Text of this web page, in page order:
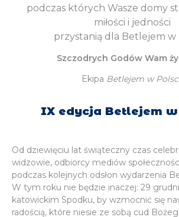
podczas których Wasze domy
miłości i jedności
przystanią dla Betlejem w
Szczodrych Godów Wam
Ekipa Betlejem w
IX edycja Betlejem
Od dziewięciu lat świąteczny czas
widzowie, odbiorcy mediów
podczas kolejnych odsłon wydarzenia
W tym roku nie będzie inaczej: 29
katowickim Spodku, by wzmocnić się
radością, które niesie ze sobą cud